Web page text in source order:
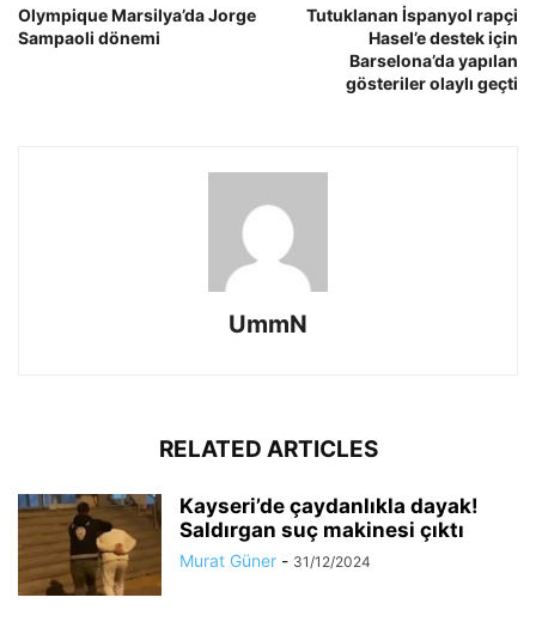
Olympique Marsilya’da Jorge
Sampaoli dönemi
Tutuklanan İspanyol rapçi
Hasel’e destek için
Barselona’da yapılan
gösteriler olaylı geçti
UmmN
RELATED ARTICLES
Kayseri’de çaydanlıkla dayak!
Saldırgan suç makinesi çıktı
Murat Güner - 31/12/2024